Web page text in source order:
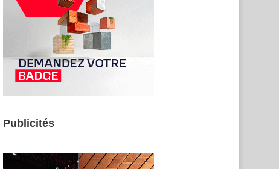
Publicités